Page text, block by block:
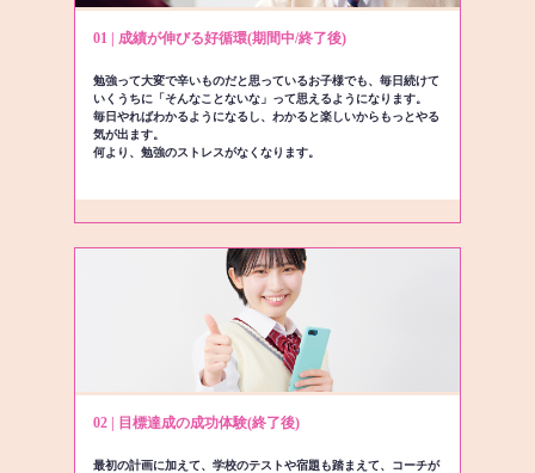
01 | 成績が伸びる好循環(期間中/終了後)
勉強って大変で辛いものだと思っているお子様でも、毎日続けて
いくうちに「そんなことないな」って思えるようになります。
毎日やればわかるようになるし、わかると楽しいからもっとやる
気が出ます。
何より、勉強のストレスがなくなります。
02 | 目標達成の成功体験(終了後)
最初の計画に加えて、学校のテストや宿題も踏まえて、コーチが